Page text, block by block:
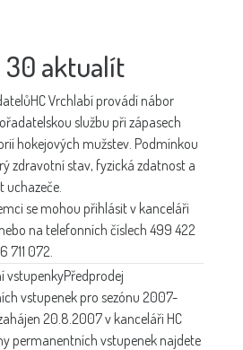
30 aktualít
HC Vrchlabí provádí nábor
službu při zápasech
hokejových mužstev. Podmínkou
zdravotní stav, fyzická zdatnost a
uchazeče.
se mohou přihlásit v kanceláři
na telefonních číslech 499 422
711 072.
vstupenkyPředprodej
vstupenek pro sezónu 2007-
20.8.2007 v kanceláři HC
permanentních vstupenek najdete